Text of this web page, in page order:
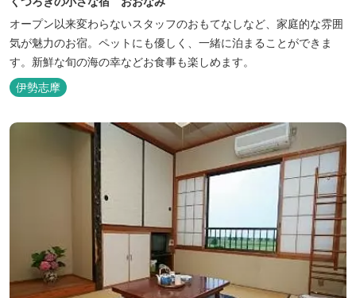
オープン以来変わらないスタッフのおもてなしなど、家庭的な雰囲
気が魅力のお宿。ペットにも優しく、一緒に泊まることができま
す。新鮮な旬の海の幸などお食事も楽しめます。
伊勢志摩